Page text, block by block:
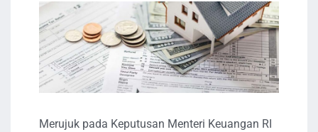
Merujuk pada Keputusan Menteri Keuangan RI